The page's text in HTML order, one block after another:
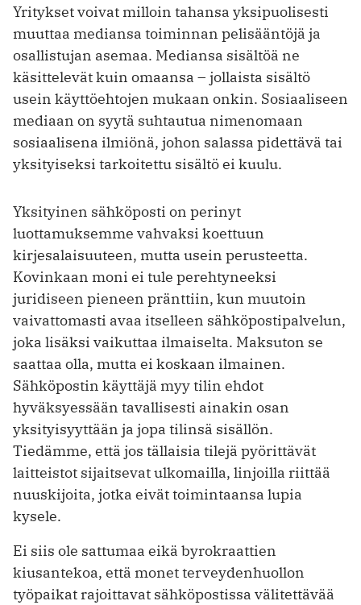
Yritykset voivat milloin tahansa yksipuolisesti
muuttaa mediansa toiminnan pelisääntöjä ja
osallistujan asemaa. Mediansa sisältöä ne
käsittelevät kuin omaansa – jollaista sisältö
usein käyttöehtojen mukaan onkin. Sosiaaliseen
mediaan on syytä suhtautua nimenomaan
sosiaalisena ilmiönä, johon salassa pidettävä tai
yksityiseksi tarkoitettu sisältö ei kuulu.
Yksityinen sähköposti on perinyt
luottamuksemme vahvaksi koettuun
kirjesalaisuuteen, mutta usein perusteetta.
Kovinkaan moni ei ­tule perehtyneeksi
juridiseen pieneen pränttiin, kun muutoin
vaivattomasti avaa itselleen sähköpostipalvelun,
joka lisäksi vaikuttaa ilmaiselta. Maksuton se
saattaa olla, mutta ei koskaan ilmainen.
Sähköpostin käyttäjä myy tilin ehdot
hyväksyessään tavallisesti ainakin osan
yksityisyyttään ja jopa tilinsä sisällön.
Tiedämme, että jos tällaisia tilejä pyörittävät
laitteistot sijaitsevat ulkomailla, linjoilla riittää
nuuskijoita, jotka eivät toimintaansa lupia
kysele.
Ei siis ole sattumaa eikä byrokraattien
kiusantekoa, että monet terveydenhuollon
työpaikat rajoittavat sähköpostissa välitettävää